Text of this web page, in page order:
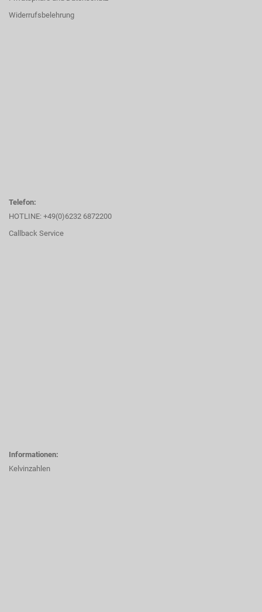
Widerrufsbelehrung
Telefon:
HOTLINE: +49(0)6232 6872200
Callback Service
Informationen:
Kelvinzahlen